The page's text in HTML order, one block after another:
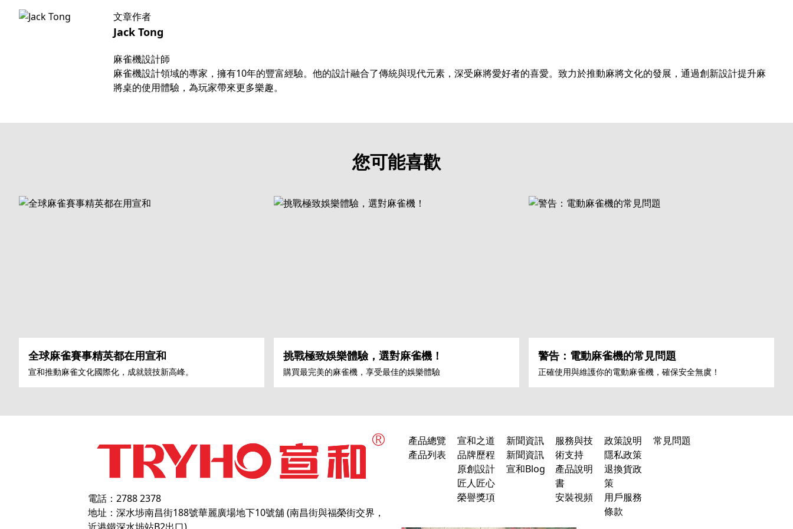
文章作者
Jack Tong
麻雀機設計師
麻雀機設計領域的專家，擁有10年的豐富經驗。他的設計融合了傳統與現代元素，深受麻將愛好者的喜愛。致力於推動麻將文化的發展，通過創新設計提升麻
將桌的使用體驗，為玩家帶來更多樂趣。
您可能喜歡
全球麻雀賽事精英都在用宣和
宣和推動麻雀文化國際化，成就競技新高峰。
挑戰極致娛樂體驗，選對麻雀機！
購買最完美的麻雀機，享受最佳的娛樂體驗
警告：電動麻雀機的常見問題
正確使用與維護你的電動麻雀機，確保安全無虞！
電話：2788 2378
地址：深水埗南昌街188號華麗廣場地下10號舖 (南昌街與福榮街交界，
產品總覽
產品列表
宣和之道
品牌歷程
原創設計
匠人匠心
榮譽獎項
新聞資訊
新聞資訊
宣和Blog
服務與技
術支持
產品說明
書
安裝視頻
政策說明
隱私政策
退換貨政
策
用戶服務
條款
常見問題